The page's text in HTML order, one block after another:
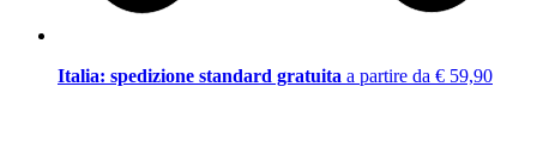
Italia: spedizione standard gratuita a partire da € 59,90